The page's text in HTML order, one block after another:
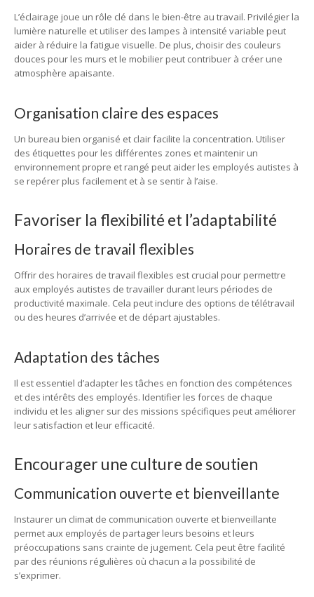
L’éclairage joue un rôle clé dans le bien-être au travail. Privilégier la
lumière naturelle et utiliser des lampes à intensité variable peut
aider à réduire la fatigue visuelle. De plus, choisir des couleurs
douces pour les murs et le mobilier peut contribuer à créer une
atmosphère apaisante.
Organisation claire des espaces
Un bureau bien organisé et clair facilite la concentration. Utiliser
des étiquettes pour les différentes zones et maintenir un
environnement propre et rangé peut aider les employés autistes à
se repérer plus facilement et à se sentir à l’aise.
Favoriser la flexibilité et l’adaptabilité
Horaires de travail flexibles
Offrir des horaires de travail flexibles est crucial pour permettre
aux employés autistes de travailler durant leurs périodes de
productivité maximale. Cela peut inclure des options de télétravail
ou des heures d’arrivée et de départ ajustables.
Adaptation des tâches
Il est essentiel d’adapter les tâches en fonction des compétences
et des intérêts des employés. Identifier les forces de chaque
individu et les aligner sur des missions spécifiques peut améliorer
leur satisfaction et leur efficacité.
Encourager une culture de soutien
Communication ouverte et bienveillante
Instaurer un climat de communication ouverte et bienveillante
permet aux employés de partager leurs besoins et leurs
préoccupations sans crainte de jugement. Cela peut être facilité
par des réunions régulières où chacun a la possibilité de
s’exprimer.